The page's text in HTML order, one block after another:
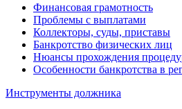
Финансовая грамотность
Проблемы с выплатами
Коллекторы, суды, приставы
Банкротство физических лиц
Нюансы прохождения
Особенности банкротства в
Инструменты должника